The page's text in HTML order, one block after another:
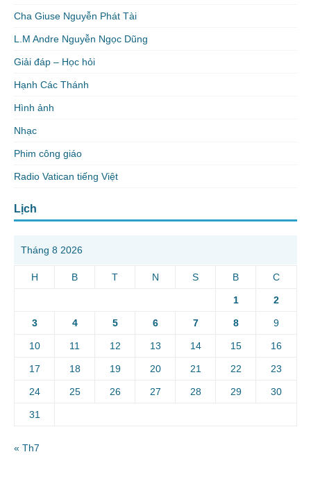
Cha Giuse Nguyễn Phát Tài
L.M Andre Nguyễn Ngọc Dũng
Giải đáp – Học hỏi
Hạnh Các Thánh
Hình ảnh
Nhạc
Phim công giáo
Radio Vatican tiếng Việt
Lịch
Tháng 8 2026
H B T N S B C
1 2
3 4 5 6 7 8 9
10 11 12 13 14 15 16
17 18 19 20 21 22 23
24 25 26 27 28 29 30
31
« Th7